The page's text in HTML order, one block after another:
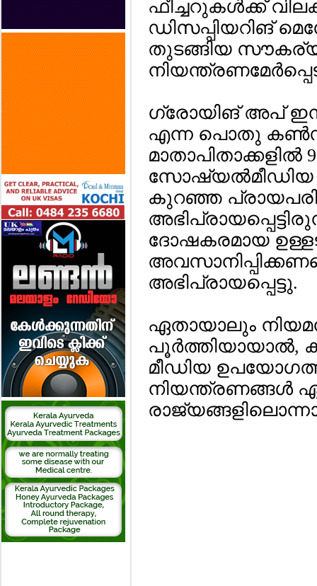
ഫീച്ചറുകള്‍ക്ക്
ഡിസപ്പിയറിങ്
തുടങ്ങിയ
ഗ്രോയിങ് അപ്
എന്ന പൊതു
സോഷ്യല്‍മീഡിയ
കുറഞ്ഞ
ദോഷകരമായ
അഭിപ്രായപ്പെട്ടു.
ഏതായാലും
പൂര്‍ത്തിയായാല്‍,
മീഡിയ
നിയന്ത്രണങ്ങള്‍